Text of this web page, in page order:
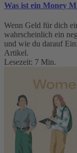
Was ist ein Money
Wenn Geld für dich
wahrscheinlich ein
und wie du darauf
Artikel.
Lesezeit: 7 Min.